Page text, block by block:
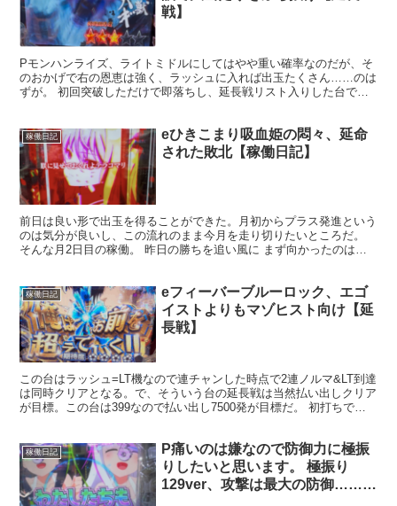
戦】
Pモンハンライズ、ライトミドルにしてはやや重い確率なのだが、そ
のおかげで右の恩恵は強く、ラッシュに入れば出玉たくさん……のは
ずが。 初回突破しただけで即落ちし、延長戦リスト入りした台であ
稼働日記
eひきこまり吸血姫の悶々、延命
された敗北【稼働日記】
前日は良い形で出玉を得ることができた。月初からプラス発進という
のは気分が良いし、この流れのまま今月を走り切りたいところだ。
そんな月2日目の稼働。 昨日の勝ちを追い風に まず向かったのはメ
稼働日記
eフィーバーブルーロック、エゴ
イストよりもマゾヒスト向け【延
長戦】
この台はラッシュ=LT機なので連チャンした時点で2連ノルマ&LT到達
は同時クリアとなる。で、そういう台の延長戦は当然払い出しクリア
が目標。この台は399なので払い出し7500発が目標だ。 初打ちで
稼働日記
P痛いのは嫌なので防御力に極振
りしたいと思います。 極振り
129ver、攻撃は最大の防御……っ